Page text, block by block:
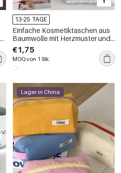
13-25 TAGE
Einfache Kosmetiktaschen aus
Baumwolle mit Herzmuster und
Karomuster für Damen
€1,75
MOQ von 1 Stk.
Lager in China